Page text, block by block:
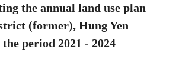
the annual land use plan
(former), Hung Yen
period 2021 - 2024